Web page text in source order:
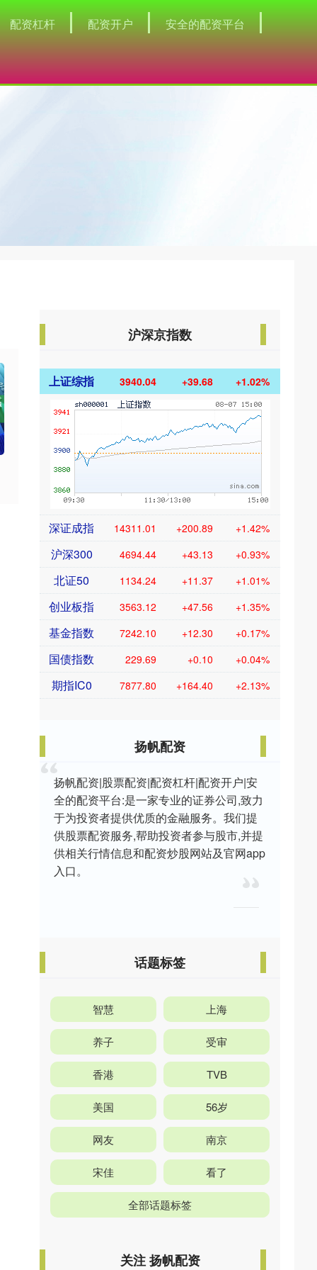
配资杠杆 配资开户 安全的配资平台
沪深京指数
上证综指 3940.04 +39.68 +1.02%
深证成指 14311.01 +200.89 +1.42%
沪深300 4694.44 +43.13 +0.93%
北证50 1134.24 +11.37 +1.01%
创业板指 3563.12 +47.56 +1.35%
基金指数 7242.10 +12.30 +0.17%
国债指数 229.69 +0.10 +0.04%
期指IC0 7877.80 +164.40 +2.13%
扬帆配资
扬帆配资|股票配资|配资杠杆|配资开户|安
全的配资平台:是一家专业的证券公司,致力
于为投资者提供优质的金融服务。我们提
供股票配资服务,帮助投资者参与股市,并提
供相关行情信息和配资炒股网站及官网app
入口。
话题标签
智慧 上海
养子 受审
香港 TVB
美国 56岁
网友 南京
宋佳 看了
全部话题标签
关注 扬帆配资